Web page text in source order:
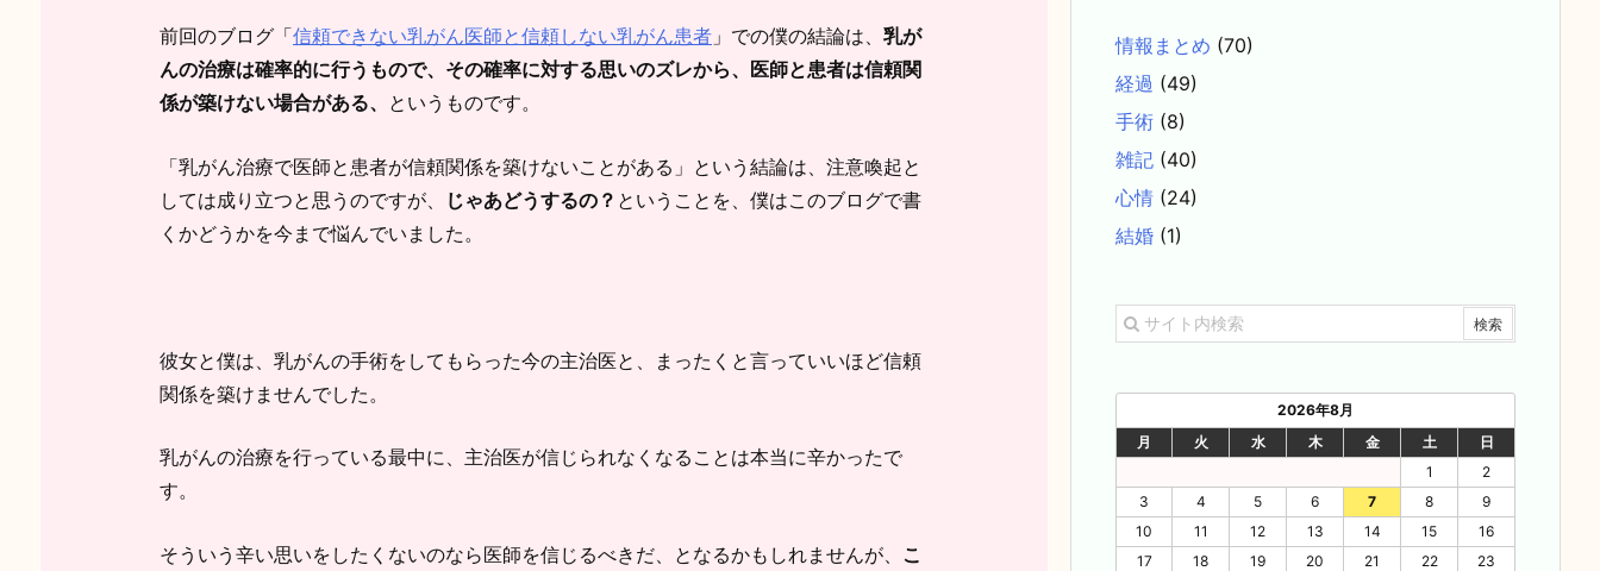
前回のブログ「信頼できない乳がん医師と信頼しない乳がん患者 」での僕の結論は、 乳が
んの治療は確率的に行うもので、その確率に対する思いのズレから、医師と患者は信頼関
係が築けない場合がある、 というものです。
「乳がん治療で医師と患者が信頼関係を築けないことがある」という結論は、注意喚起と
しては成り立つと思うのですが、
じゃあどうするの？ ということを、僕はこのブログで書
くかどうかを今まで悩んでいました。
彼女と僕は、乳がんの手術をしてもらった今の主治医と、まったくと言っていいほど信頼
関係を築けませんでした。
乳がんの治療を行っている最中に、主治医が信じられなくなることは本当に辛かったで
す。
そういう辛い思いをしたくないのなら医師を信じるべきだ、となるかもしれませんが、 こ
情報まとめ (70)
経過 (49)
手術 (8)
雑記 (40)
心情 (24)
結婚 (1)
2026年8月
月
火 水 木 金 土 日
1
2
3
4 5 6 7 8
9
10
11 12 13 14 15
16
17
18 19 20 21 22
23